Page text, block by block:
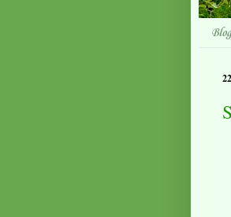
Blog